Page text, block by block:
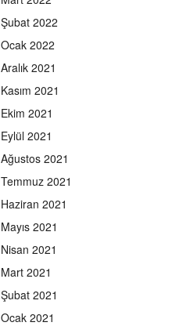
Şubat 2022
Ocak 2022
Aralık 2021
Kasım 2021
Ekim 2021
Eylül 2021
Ağustos 2021
Temmuz 2021
Haziran 2021
Mayıs 2021
Nisan 2021
Mart 2021
Şubat 2021
Ocak 2021